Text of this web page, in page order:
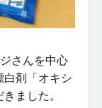
さんを中心
白剤「オキシ
ました。